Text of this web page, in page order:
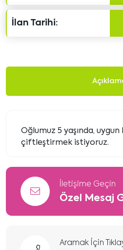
İlan Tarihi:
Oğlumuz 5 yaşında,
çiftleştirmek istiyoruz.
İletişime Geçin
Özel Mesaj
Aramak İçin